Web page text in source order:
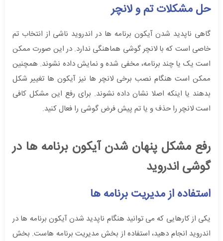
حل مشکلات تم و لانچر
گاهی ناپدید شدن آیکون برنامه ها در اندروید ناشی از انتخاب تم
خاصی است که با لانچر گوشی هماهنگی ندارد. در این صورت ممکن
است یک یا چند برنامه، مخفی شده و نمایش داده نشوند. همچنین
ممکن است هنگام نصب برخی لانچر ها نیز آیکون ها تغییر شکل
بدهند یا اینکه اصلا نشان داده نشوند. برای رفع این مشکل کافی
است لانچر را حذف و یا تم پیش فرض گوشی را فعال کنید.
رفع مشکل پنهان شدن آیکون برنامه ها در
گوشی اندروید
استفاده از مدیریت برنامه ها
یکی از کارهایی که می توانید هنگام ناپدید شدن آیکون برنامه ها در
اندروید انجام دهید، استفاده از بخش مدیریت برنامه هاست. بخش